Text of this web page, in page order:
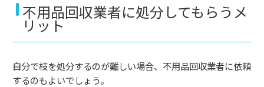
不用品回収業者に処分してもらうメ
リット
自分で枝を処分するのが難しい場合、不用品回収業者に依頼
するのもよいでしょう。